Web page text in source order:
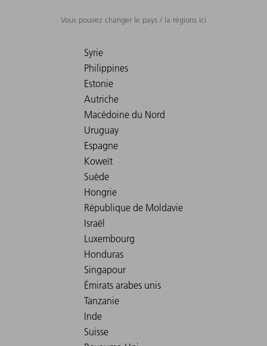
Vous pouvez changer le pays / la régions ici